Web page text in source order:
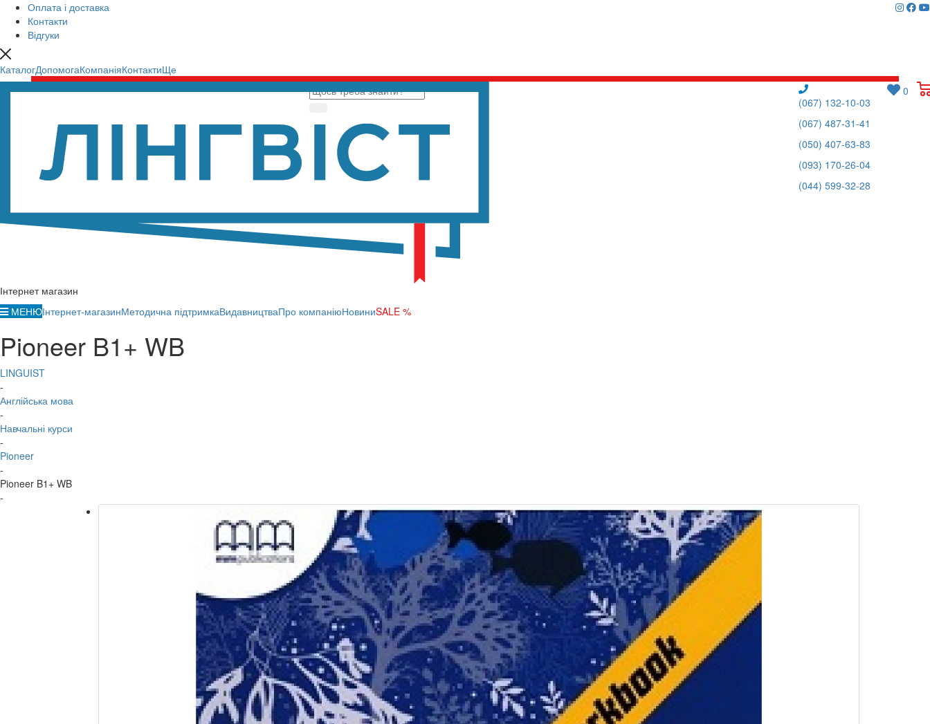
Оплата і доставка
Контакти
Відгуки
КаталогДопомогаКомпаніяКонтактиЩе
Інтернет магазин
0
(067) 132-10-03
(067) 487-31-41
(050) 407-63-83
(093) 170-26-04
(044) 599-32-28
МЕНЮІнтернет-магазинМетодична підтримкаВидавництваПро компаніюНовиниSALE %
Pioneer B1+ WB
LINGUIST
-
Англійська мова
-
Навчальні курси
-
Pioneer
-
Pioneer B1+ WB
-